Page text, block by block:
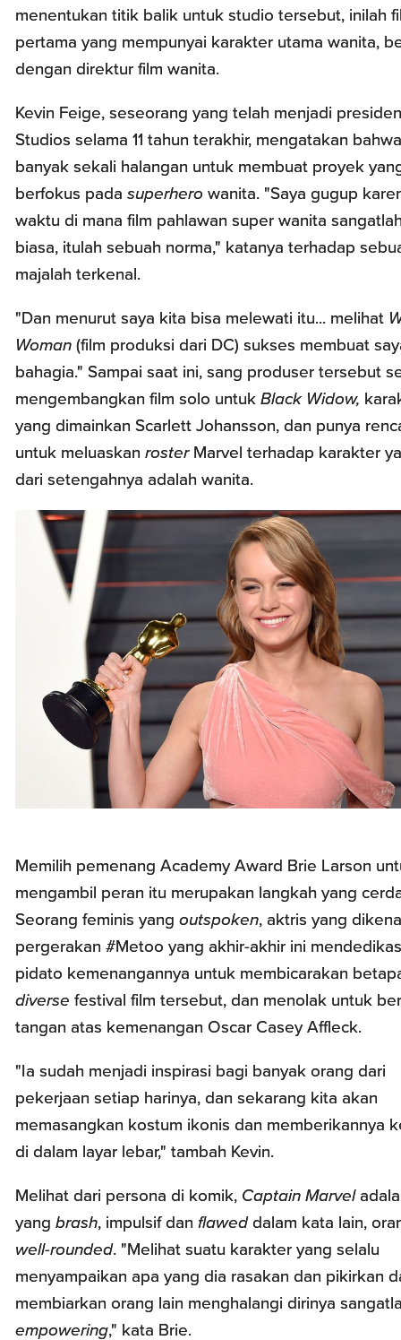
menentukan titik balik untuk studio tersebut, inilah
pertama yang mempunyai karakter utama wanita,
dengan direktur film wanita.
Kevin Feige, seseorang yang telah menjadi
Studios selama 11 tahun terakhir, mengatakan
banyak sekali halangan untuk membuat proyek
berfokus padasuperherowanita. "Saya gugup
waktu di mana film pahlawan super wanita
biasa, itulah sebuah norma," katanya terhadap
majalah terkenal.
"Dan menurut saya kita bisa melewati itu... melihat
Woman (film produksi dari DC) sukses membuat
bahagia." Sampai saat ini, sang produser tersebut
mengembangkan film solo untukBlack Widow,
yang dimainkan Scarlett Johansson, dan punya
untuk meluaskanrosterMarvel terhadap karakter
dari setengahnya adalah wanita.
Memilih pemenang Academy Award Brie Larson
mengambil peran itu merupakan langkah yang
Seorang feminis yangoutspoken, aktris yang
pergerakan #Metoo yang akhir-akhir ini
pidato kemenangannya untuk membicarakan
diverse festival film tersebut, dan menolak untuk
tangan atas kemenangan Oscar Casey Affleck.
"Ia sudah menjadi inspirasi bagi banyak orang dari
pekerjaan setiap harinya, dan sekarang kita akan
memasangkan kostum ikonis dan memberikannya
di dalam layar lebar," tambah Kevin.
Melihat dari persona di komik, Captain Marvel
yangbrash, impulsif danflaweddalam kata lain,
well-rounded. "Melihat suatu karakter yang selalu
menyampaikan apa yang dia rasakan dan pikirkan
membiarkan orang lain menghalangi dirinya
empowering," kata Brie.